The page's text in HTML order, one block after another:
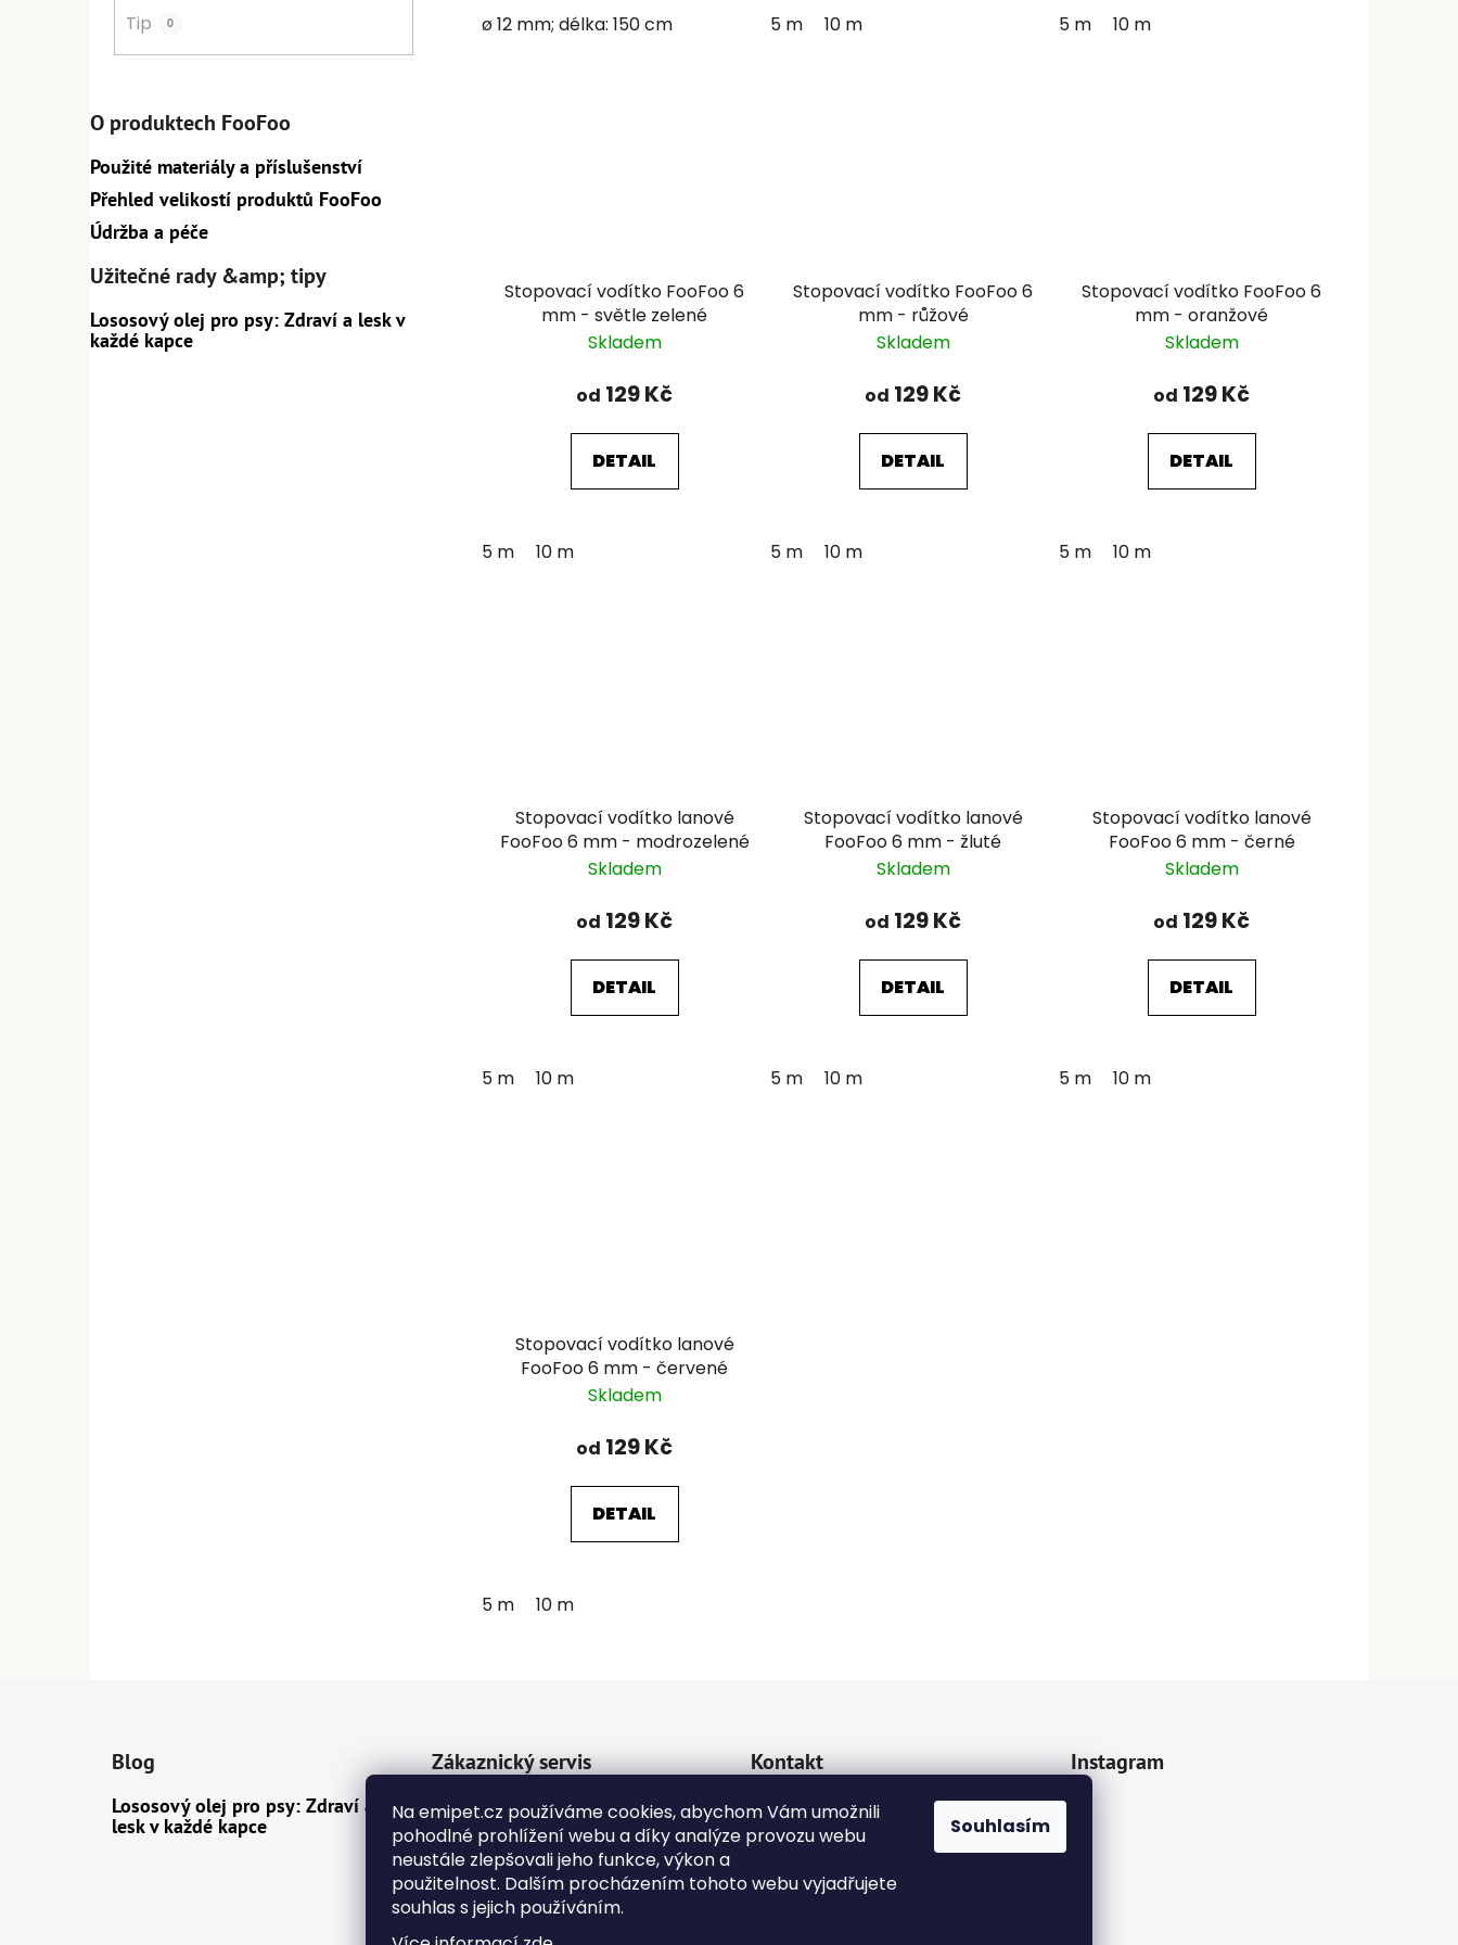
Na emipet.cz používáme cookies, abychom Vám umožnili
pohodlné prohlížení webu a díky analýze provozu webu
neustále zlepšovali jeho funkce, výkon a
použitelnost. Dalším procházením tohoto webu vyjadřujete
souhlas s jejich používáním.
Souhlasím
Tip 0
O produktech FooFoo
Použité materiály a příslušenství
Přehled velikostí produktů FooFoo
Údržba a péče
Užitečné rady &amp; tipy
Lososový olej pro psy: Zdraví a lesk v
každé kapce
ø 12 mm; délka: 150 cm 5 m 10 m 5 m 10 m
Stopovací vodítko FooFoo 6
mm - světle zelené
Skladem
od 129 Kč
DETAIL
5 m 10 m
Stopovací vodítko FooFoo 6
mm - růžové
Skladem
od 129 Kč
DETAIL
5 m 10 m
Stopovací vodítko FooFoo 6
mm - oranžové
Skladem
od 129 Kč
DETAIL
5 m 10 m
Stopovací vodítko lanové
FooFoo 6 mm - modrozelené
Skladem
od 129 Kč
DETAIL
5 m 10 m
Stopovací vodítko lanové
FooFoo 6 mm - žluté
Skladem
od 129 Kč
DETAIL
5 m 10 m
Stopovací vodítko lanové
FooFoo 6 mm - černé
Skladem
od 129 Kč
DETAIL
5 m 10 m
Stopovací vodítko lanové
FooFoo 6 mm - červené
Skladem
od 129 Kč
DETAIL
5 m 10 m
a
Blog
Lososový olej pro psy: Zdraví a
lesk v každé kapce
Zákaznický servis
Doprava a platba
Kontakty
Obchodní podmínky
Ochrana osobních údajů
Kontakt
emipetcz
emipetcz.cz
Instagram